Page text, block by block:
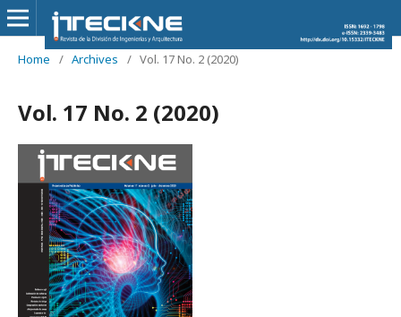
Home / Archives / Vol. 17 No. 2 (2020)
Vol. 17 No. 2 (2020)